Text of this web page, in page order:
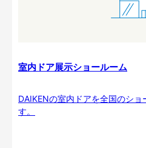
室内ドア展示ショールーム
DAIKENの室内ドアを全国のショ
す。